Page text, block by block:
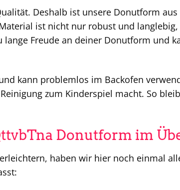
Deshalb ist unsere Donutform aus
ist nicht nur robust und
lange Freude an deiner Donutform und
kann problemlos im Backofen
zum Kinderspiel macht. So
Donutform im
haben wir hier noch einmal